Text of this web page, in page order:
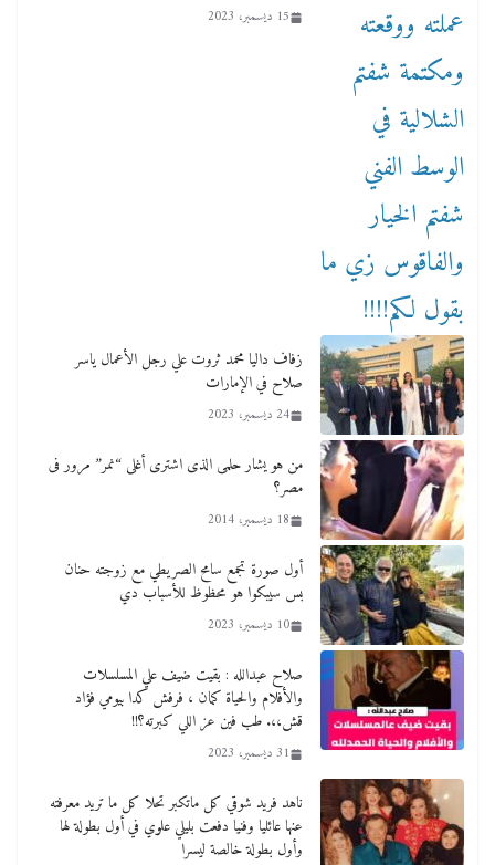
15 ديسمبر، 2023
زفاف داليا محمد ثروت علي رجل الأعمال ياسر
صلاح في الإمارات
24 ديسمبر، 2023
من هو يشار حلمى الذى اشترى أغلى “نمر” مرور فى
مصر؟
18 ديسمبر، 2014
أول صورة تجمع سامح الصريطي مع زوجته حنان
بس سيبكوا هو محظوظ للأسباب دي
10 ديسمبر، 2023
صلاح عبدالله : بقيت ضيف علي المسلسلات
والأفلام والحياة كمان ، فرفش كدا بيومي فؤاد
قش،،. طب فين عز اللي كبرته؟!!
31 ديسمبر، 2023
ناهد فريد شوقي كل ماتكبر تحلا كل ما تريد معرفته
عنها عائليا وفنيا دفعت بليلي علوي في أول بطولة لها
وأول بطولة خالصة ليسرا